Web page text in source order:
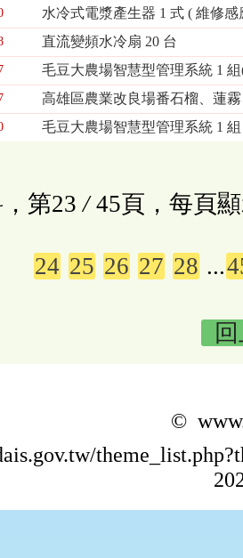
水冷式電漿產生器 1 式 ( 維修
直流變頻水冷扇 20 台
毛豆大農場智慧型管理系統 1
高雄區農業改良場番石榴、蓮
毛豆大農場智慧型管理系統 1 組
第23 /45頁，每頁
24 25 26 27 28 ...
©